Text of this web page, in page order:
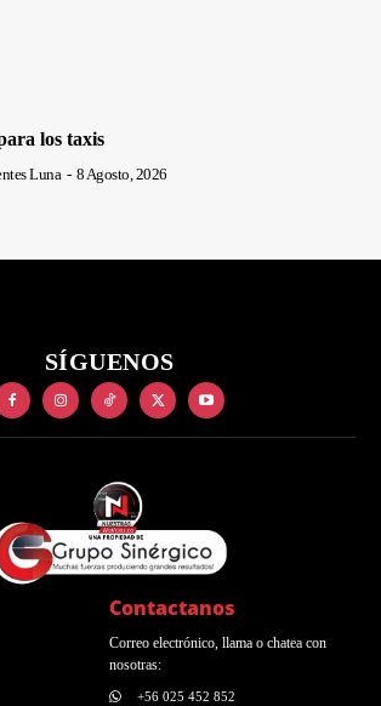
los taxis
Luna - 8 Agosto, 2026
SÍGUENOS
Contactanos
Correo electrónico, llama o chatea con
nosotras:
+56 025 452 852